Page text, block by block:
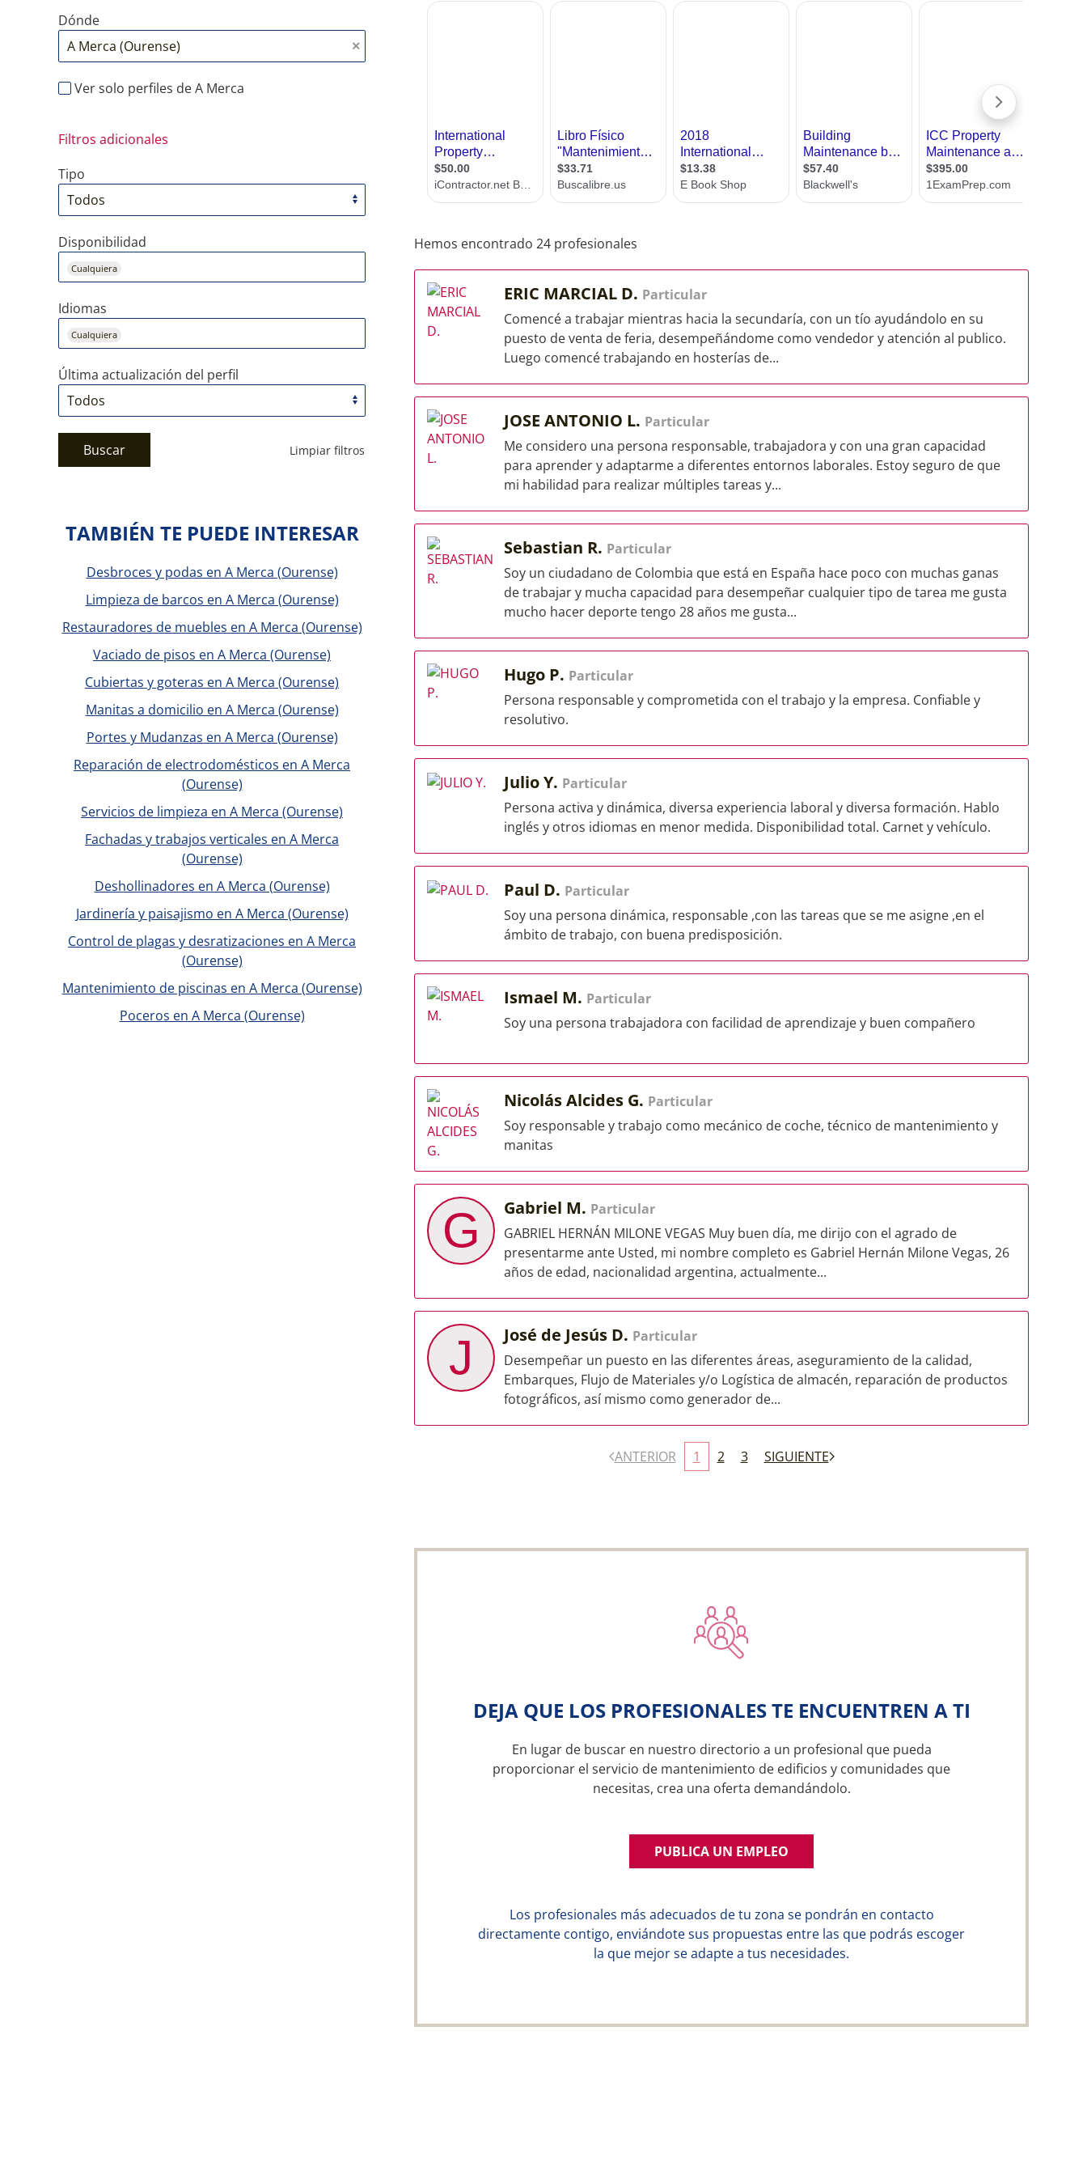
Dónde
Ver solo perfiles de A Merca
Filtros adicionales
Tipo
Disponibilidad
Cualquiera
Idiomas
Cualquiera
Última actualización del perfil
Buscar Limpiar filtros
Hemos encontrado 24 profesionales
ERIC MARCIAL D. Particular
Comencé a trabajar mientras hacia la secundaría, con un tío ayudándolo en su
puesto de venta de feria, desempeñándome como vendedor y atención al publico.
Luego comencé trabajando en hosterías de...
JOSE ANTONIO L. Particular
Me considero una persona responsable, trabajadora y con una gran capacidad
para aprender y adaptarme a diferentes entornos laborales. Estoy seguro de que
mi habilidad para realizar múltiples tareas y...
Sebastian R. Particular
Soy un ciudadano de Colombia que está en España hace poco con muchas ganas
de trabajar y mucha capacidad para desempeñar cualquier tipo de tarea me gusta
mucho hacer deporte tengo 28 años me gusta...
Hugo P. Particular
Persona responsable y comprometida con el trabajo y la empresa. Confiable y
resolutivo.
Julio Y. Particular
Persona activa y dinámica, diversa experiencia laboral y diversa formación. Hablo
inglés y otros idiomas en menor medida. Disponibilidad total. Carnet y vehículo.
Paul D. Particular
Soy una persona dinámica, responsable ,con las tareas que se me asigne ,en el
ámbito de trabajo, con buena predisposición.
Ismael M. Particular
Soy una persona trabajadora con facilidad de aprendizaje y buen compañero
Nicolás Alcides G. Particular
Soy responsable y trabajo como mecánico de coche, técnico de mantenimiento y
manitas
G Gabriel M. Particular
GABRIEL HERNÁN MILONE VEGAS Muy buen día, me dirijo con el agrado de
presentarme ante Usted, mi nombre completo es Gabriel Hernán Milone Vegas, 26
años de edad, nacionalidad argentina, actualmente...
J José de Jesús D. Particular
Desempeñar un puesto en las diferentes áreas, aseguramiento de la calidad,
Embarques, Flujo de Materiales y/o Logística de almacén, reparación de productos
fotográficos, así mismo como generador de...
ANTERIOR 1 2 3 SIGUIENTE
DEJA QUE LOS PROFESIONALES TE ENCUENTREN A TI
En lugar de buscar en nuestro directorio a un profesional que pueda
proporcionar el servicio de mantenimiento de edificios y comunidades que
necesitas, crea una oferta demandándolo.
PUBLICA UN EMPLEO
Los profesionales más adecuados de tu zona se pondrán en contacto
directamente contigo, enviándote sus propuestas entre las que podrás escoger
la que mejor se adapte a tus necesidades.
TAMBIÉN TE PUEDE INTERESAR
Desbroces y podas en A Merca (Ourense)
Limpieza de barcos en A Merca (Ourense)
Restauradores de muebles en A Merca (Ourense)
Vaciado de pisos en A Merca (Ourense)
Cubiertas y goteras en A Merca (Ourense)
Manitas a domicilio en A Merca (Ourense)
Portes y Mudanzas en A Merca (Ourense)
Reparación de electrodomésticos en A Merca
(Ourense)
Servicios de limpieza en A Merca (Ourense)
Fachadas y trabajos verticales en A Merca
(Ourense)
Deshollinadores en A Merca (Ourense)
Jardinería y paisajismo en A Merca (Ourense)
Control de plagas y desratizaciones en A Merca
(Ourense)
Mantenimiento de piscinas en A Merca (Ourense)
Poceros en A Merca (Ourense)